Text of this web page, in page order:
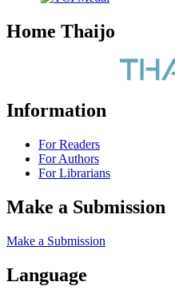
Home Thaijo
Information
For Readers
For Authors
For Librarians
Make a Submission
Make a Submission
Language